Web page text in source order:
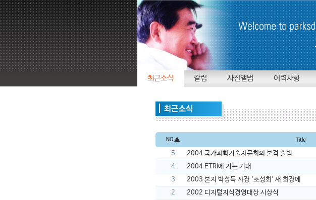
최근소식 칼럼 사진앨범 이력사항
▲
5
2004 국가과학기술자문회의 본격 출범
4
2004 ETRI에 거는 기대
3
2003 본지 박성득 사장 '초성회' 새 회장에
2
2002 디지털지식경영대상 시상식